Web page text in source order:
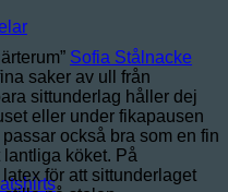
Sofia Stålnacke
saker av ull från
sittunderlag håller dej
eller under fikapausen
också bra som en fin
köket. På
för att sittunderlaget